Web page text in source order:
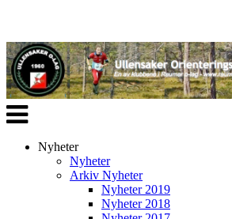
Veksle
navigasjon
Nyheter
Nyheter
Arkiv Nyheter
Nyheter 2019
Nyheter 2018